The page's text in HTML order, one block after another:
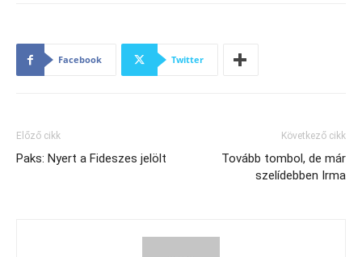
Facebook Twitter
Előző cikk
Paks: Nyert a Fideszes jelölt
Következő cikk
Tovább tombol, de már
szelídebben Irma